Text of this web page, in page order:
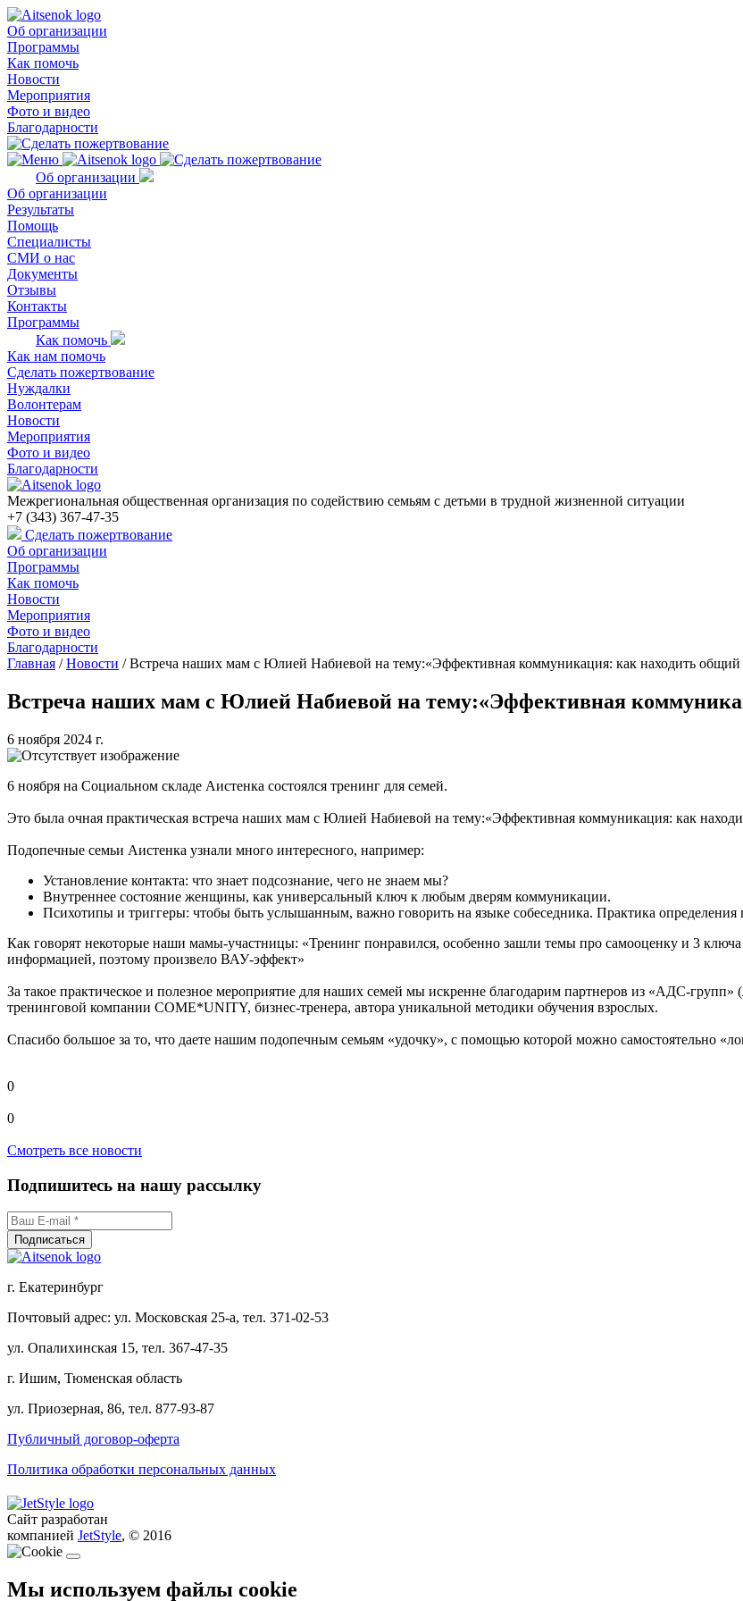
Об организации
Программы
Как помочь
Новости
Мероприятия
Фото и видео
Благодарности
Об организации
Об организации
Результаты
Помощь
Специалисты
СМИ о нас
Документы
Отзывы
Контакты
Программы
Как помочь
Как нам помочь
Сделать пожертвование
Нуждалки
Волонтерам
Новости
Мероприятия
Фото и видео
Благодарности
Межрегиональная общественная организация по содействию семьям с детьми в трудной жизненной ситуации
+7 (343) 367-47-35
Сделать пожертвование
Об организации
Программы
Как помочь
Новости
Мероприятия
Фото и видео
Благодарности
Главная /Новости /Встреча наших мам с Юлией Набиевой на тему:«Эффективная коммуникация: как находить общий
Встреча наших мам с Юлией Набиевой на тему:«Эффективная
6 ноября 2024 г.
6 ноября на Социальном складе Аистенка состоялся тренинг для семей.
Это была очная практическая встреча наших мам с Юлией Набиевой на тему:«Эффективная коммуникация: как
Подопечные семьи Аистенка узнали много интересного, например:
Установление контакта: что знает подсознание, чего не знаем мы?
Внутреннее состояние женщины, как универсальный ключ к любым дверям коммуникации.
Психотипы и триггеры: чтобы быть услышанным, важно говорить на языке собеседника. Практика
Как говорят некоторые наши мамы-участницы: «Тренинг понравился, особенно зашли темы про самооценку и 3
информацией, поэтому произвело ВАУ-эффект»
За такое практическое и полезное мероприятие для наших семей мы искренне благодарим партнеров из «АДС-
тренинговой компании COME*UNITY, бизнес-тренера, автора уникальной методики обучения взрослых.
Спасибо большое за то, что даете нашим подопечным семьям «удочку», с помощью которой можно самостоятельно
0
0
Смотреть все новости
Подпишитесь на нашу рассылку
г. Екатеринбург
Почтовый адрес: ул. Московская 25-а, тел. 371-02-53
ул. Опалихинская 15, тел. 367-47-35
г. Ишим, Тюменская область
ул. Приозерная, 86, тел. 877-93-87
Публичный договор-оферта
Политика обработки персональных данных
Сайт разработан
компанией JetStyle, © 2016
Мы используем файлы cookie